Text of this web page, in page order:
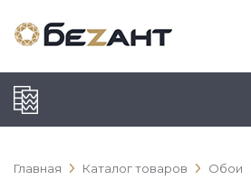
Главная Каталог товаров Обои